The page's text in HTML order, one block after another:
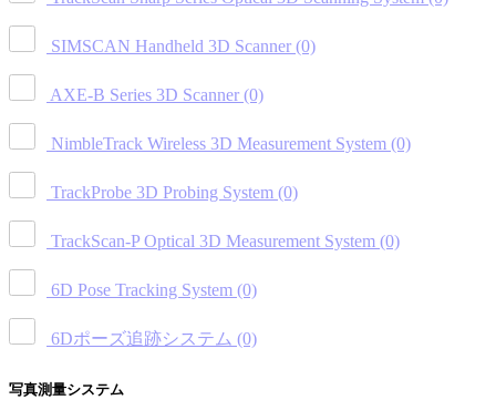
SIMSCAN Handheld 3D Scanner (0)
AXE-B Series 3D Scanner (0)
NimbleTrack Wireless 3D Measurement System (0)
TrackProbe 3D Probing System (0)
TrackScan-P Optical 3D Measurement System (0)
6D Pose Tracking System (0)
6Dポーズ追跡システム (0)
写真測量システム